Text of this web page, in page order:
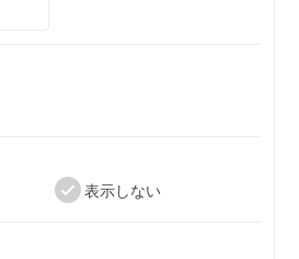
表示しない